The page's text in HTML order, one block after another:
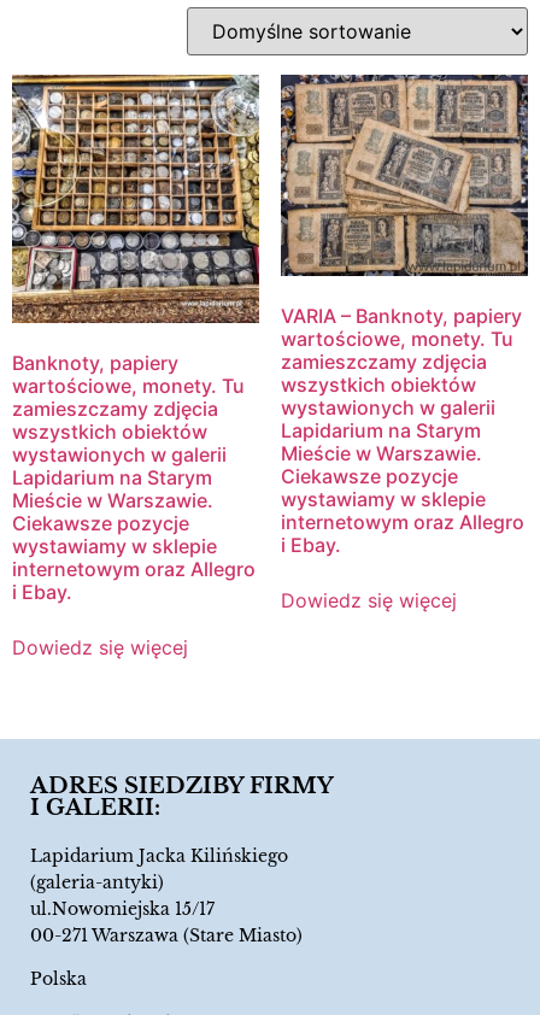
Banknoty, papiery
wartościowe, monety. Tu
zamieszczamy zdjęcia
wszystkich obiektów
wystawionych w galerii
Lapidarium na Starym
Mieście w Warszawie.
Ciekawsze pozycje
wystawiamy w sklepie
internetowym oraz Allegro
i Ebay.
Dowiedz się więcej
VARIA – Banknoty, papiery
wartościowe, monety. Tu
zamieszczamy zdjęcia
wszystkich obiektów
wystawionych w galerii
Lapidarium na Starym
Mieście w Warszawie.
Ciekawsze pozycje
wystawiamy w sklepie
internetowym oraz Allegro
i Ebay.
Dowiedz się więcej
ADRES SIEDZIBY FIRMY
I GALERII:
Lapidarium Jacka Kilińskiego
(galeria-antyki)
ul.Nowomiejska 15/17
00-271 Warszawa (Stare Miasto)
Polska